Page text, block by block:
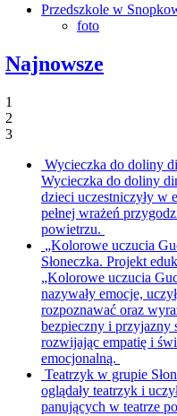
Przedszkole w
foto
Najnowsze
1
2
3
Wycieczka do doliny
Wycieczka do doliny
dzieci uczestniczyły w
pełnej wrażeń
powietrzu.
„Kolorowe uczucia
Słoneczka. Projekt
„Kolorowe uczucia
nazywały emocje,
rozpoznawać oraz
bezpieczny i przyjazny
rozwijając empatię i
emocjonalną.
Teatrzyk w grupie
oglądały teatrzyk i
panujących w teatrze